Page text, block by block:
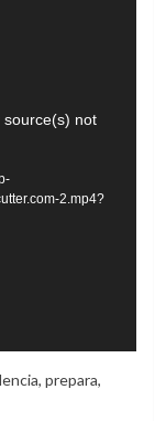
not
2.mp4?
, prepara,